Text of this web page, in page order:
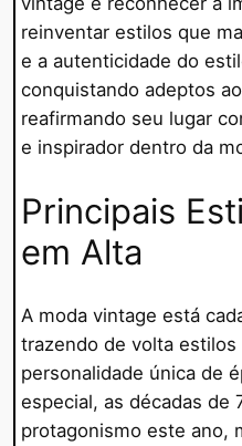
reinventar estilos que
e a autenticidade do
conquistando adeptos
reafirmando seu lugar
e inspirador dentro da
Principais
em Alta
A moda vintage está
trazendo de volta
personalidade única de
especial, as décadas de
protagonismo este ano,